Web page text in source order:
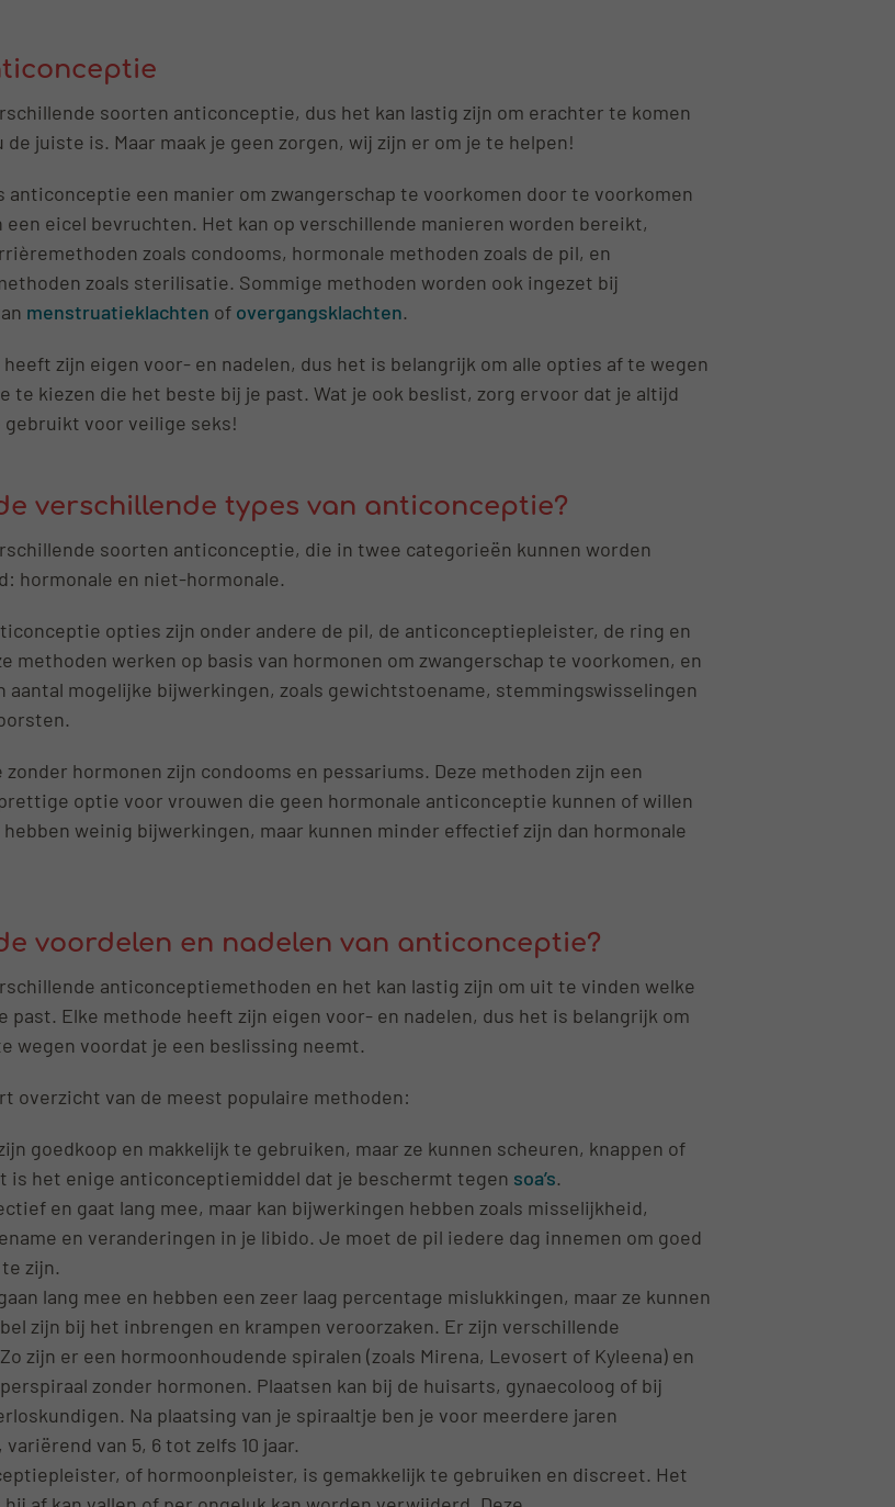
soorten anticonceptie, dus het kan lastig zijn om erachter te komen
de juiste is. Maar maak je geen zorgen, wij zijn er om je te helpen!
anticonceptie een manier om zwangerschap te voorkomen door te voorkomen
een eicel bevruchten. Het kan op verschillende manieren worden bereikt,
zoals condooms, hormonale methoden zoals de pil, en
zoals sterilisatie. Sommige methoden worden ook ingezet bij
menstruatieklachten of overgangsklachten.
zijn eigen voor- en nadelen, dus het is belangrijk om alle opties af te wegen
te kiezen die het beste bij je past. Wat je ook beslist, zorg ervoor dat je altijd
voor veilige seks!
verschillende types van anticonceptie?
soorten anticonceptie, die in twee categorieën kunnen worden
hormonale en niet-hormonale.
opties zijn onder andere de pil, de anticonceptiepleister, de ring en
methoden werken op basis van hormonen om zwangerschap te voorkomen, en
aantal mogelijke bijwerkingen, zoals gewichtstoename, stemmingswisselingen
hormonen zijn condooms en pessariums. Deze methoden zijn een
optie voor vrouwen die geen hormonale anticonceptie kunnen of willen
weinig bijwerkingen, maar kunnen minder effectief zijn dan hormonale
voordelen en nadelen van anticonceptie?
anticonceptiemethoden en het kan lastig zijn om uit te vinden welke
past. Elke methode heeft zijn eigen voor- en nadelen, dus het is belangrijk om
wegen voordat je een beslissing neemt.
overzicht van de meest populaire methoden:
goedkoop en makkelijk te gebruiken, maar ze kunnen scheuren, knappen of
is het enige anticonceptiemiddel dat je beschermt tegen soa’s.
en gaat lang mee, maar kan bijwerkingen hebben zoals misselijkheid,
en veranderingen in je libido. Je moet de pil iedere dag innemen om goed
zijn.
lang mee en hebben een zeer laag percentage mislukkingen, maar ze kunnen
zijn bij het inbrengen en krampen veroorzaken. Er zijn verschillende
zijn er een hormoonhoudende spiralen (zoals Mirena, Levosert of Kyleena) en
zonder hormonen. Plaatsen kan bij de huisarts, gynaecoloog of bij
Na plaatsing van je spiraaltje ben je voor meerdere jaren
van 5, 6 tot zelfs 10 jaar.
of hormoonpleister, is gemakkelijk te gebruiken en discreet. Het